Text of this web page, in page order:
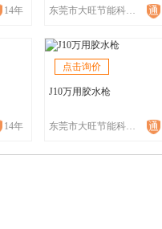
14年 东莞市大旺节能科技有限公司
14年
点击询价
J10万用胶水枪
东莞市大旺节能科技有限公司